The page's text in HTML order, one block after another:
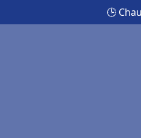
🕒